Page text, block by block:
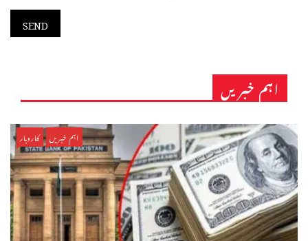
اہم خبریں
اہم خبریں کاروبار